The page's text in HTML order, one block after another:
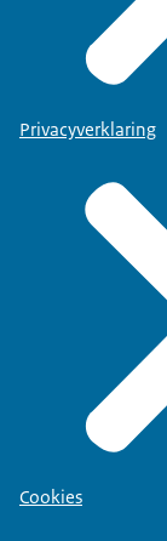
Privacyverklaring
Cookies